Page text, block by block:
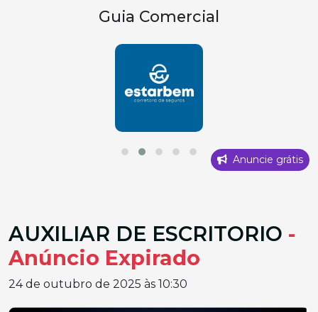
Guia Comercial
Anuncie grátis
AUXILIAR DE ESCRITORIO -
Anúncio Expirado
24 de outubro de 2025 às 10:30